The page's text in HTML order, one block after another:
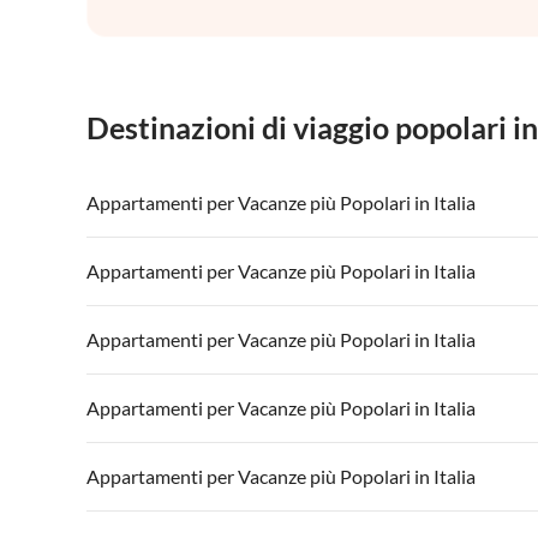
Destinazioni di viaggio popolari
Appartamenti per Vacanze più Popolari in Italia
Appartamenti per Vacanze in Italia
Appartamenti per Vacanze in Lago di Garda
Appartamenti per Vacanze più Popolari in Italia
Appartamenti per Vacanze in Italia
Appartamenti per Vacanze in Lago di Garda
Appartamenti per Vacanze più Popolari in Italia
Appartamenti per Vacanze in Italia
Appartamenti per Vacanze in Lago di Garda
Appartamenti per Vacanze più Popolari in Italia
Appartamenti per Vacanze in Italia
Appartamenti per Vacanze in Lago di Garda
Appartamenti per Vacanze più Popolari in Italia